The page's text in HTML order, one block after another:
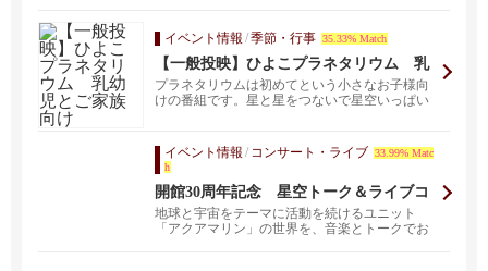
イベント情報 /季節・行事 35.33% Match
【一般投映】ひよこプラネタリウム 乳
幼児とご家族向け
プラネタリウムは初めてという小さなお子様向
けの番組です。星と星をつないで星空いっぱい
イベント情報 / コンサート・ライブ 33.99% Matc
h
開館30周年記念 星空トーク＆ライブコ
ンサート
地球と宇宙をテーマに活動を続けるユニット
「アクアマリン」の世界を、音楽とトークでお